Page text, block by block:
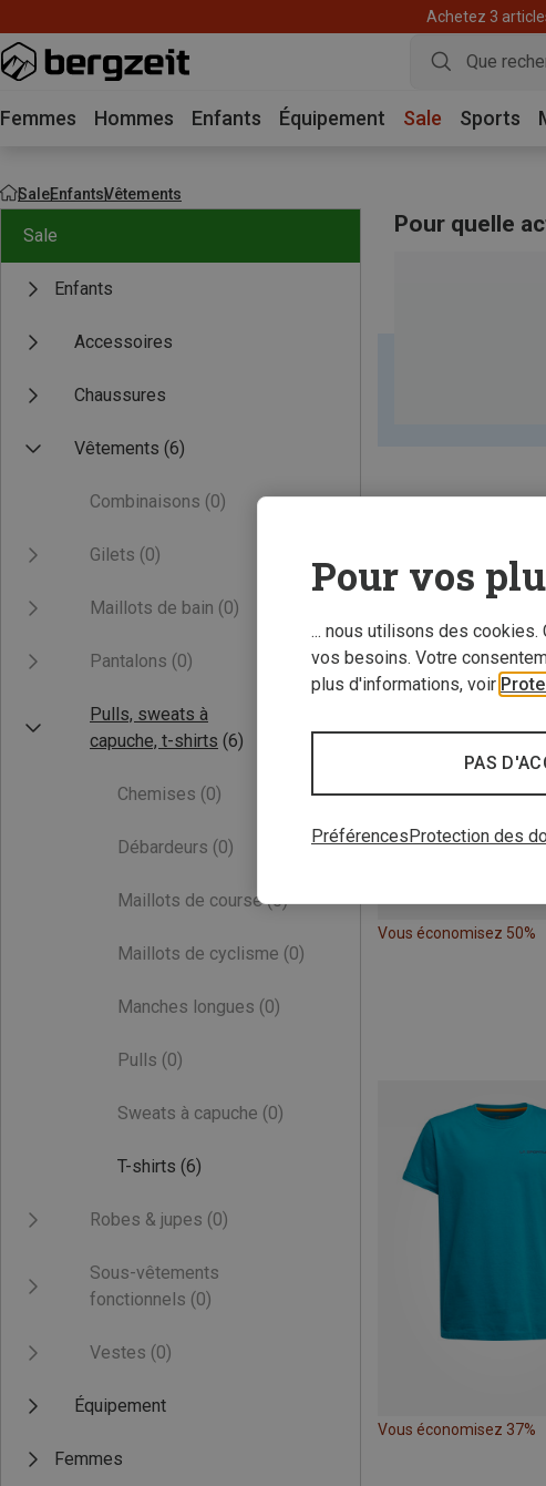
Achetez 3
Femmes Hommes Enfants Équipement Sale Sports
SaleEnfantsVêtements
Sale
Enfants
Accessoires
Chaussures
Vêtements (6)
Combinaisons (0)
Gilets (0)
Maillots de bain (0)
Pantalons (0)
Pulls, sweats à
capuche, t-shirts (6)
Chemises (0)
Débardeurs (0)
Maillots de course (0)
Maillots de cyclisme (0)
Manches longues (0)
Pulls (0)
Sweats à capuche (0)
T-shirts (6)
Robes & jupes (0)
Sous-vêtements
fonctionnels (0)
Vestes (0)
Équipement
Femmes
Pour quelle
Vous économisez 50%
Vous économisez 37%
Pour vos
... nous utilisons des
vos besoins. Votre
plus d'informations, voir
PAS
PréférencesProtection des